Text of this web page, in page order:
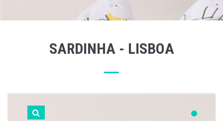
SARDINHA - LISBOA